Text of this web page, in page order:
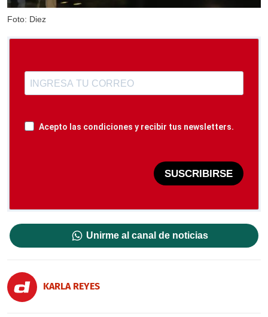
Foto: Diez
Acepto las condiciones y recibir tus newsletters.
SUSCRIBIRSE
Unirme al canal de noticias
KARLA REYES